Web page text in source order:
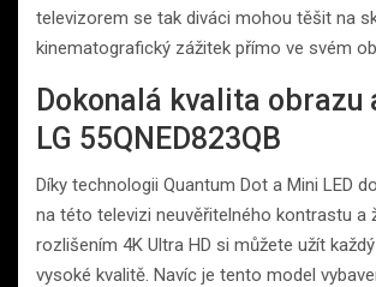
televizorem se tak diváci mohou těšit na
kinematografický zážitek přímo ve svém
Dokonalá kvalita obrazu
LG 55QNED823QB
Díky technologii Quantum Dot a Mini LED
na této televizi neuvěřitelného kontrastu a
rozlišením 4K Ultra HD si můžete užít
vysoké kvalitě. Navíc je tento model